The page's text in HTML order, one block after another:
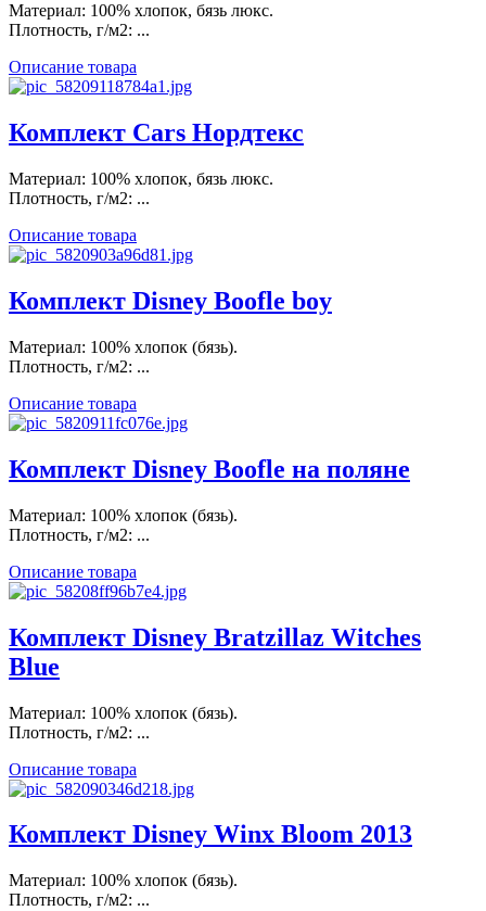
Материал: 100% хлопок, бязь люкс.
Плотность, г/м2: ...
Описание товара
Комплект Cars Нордтекс
Материал: 100% хлопок, бязь люкс.
Плотность, г/м2: ...
Описание товара
Комплект Disney Boofle boy
Материал: 100% хлопок (бязь).
Плотность, г/м2: ...
Описание товара
Комплект Disney Boofle на поляне
Материал: 100% хлопок (бязь).
Плотность, г/м2: ...
Описание товара
Комплект Disney Bratzillaz Witches
Blue
Материал: 100% хлопок (бязь).
Плотность, г/м2: ...
Описание товара
Комплект Disney Winx Bloom 2013
Материал: 100% хлопок (бязь).
Плотность, г/м2: ...